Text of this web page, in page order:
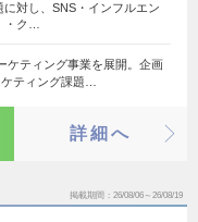
に対し、SNS・インフルエン
・ク…
ケティング事業を展開。企画
ティング課題…
詳細へ
掲載期間 26/08/06～26/08/19